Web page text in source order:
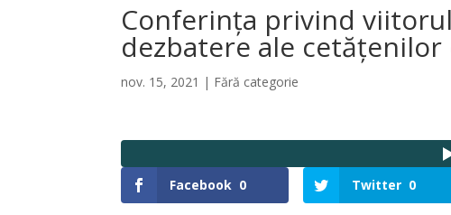
Conferința privind
dezbatere ale
nov. 15, 2021 | Fără categorie
Facebook 0 Twitter 0